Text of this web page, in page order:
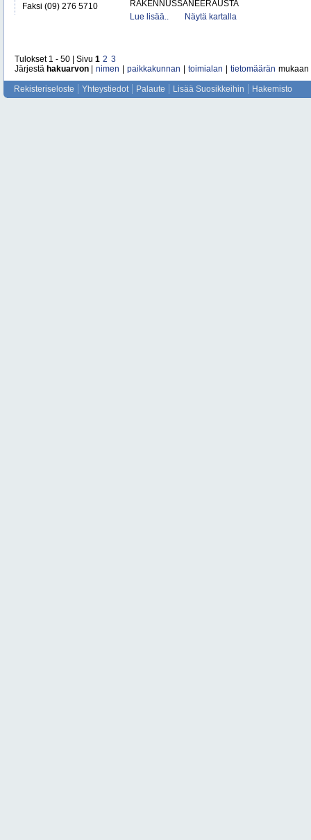
Faksi (09) 276 5710
RAKENNUSSANEERAUSTA
Lue lisää..
Näytä kartalla
Tulokset 1 - 50 | Sivu 1 2 3
Järjestä hakuarvon nimen paikkakunnan toimialan tietomäärän mukaan
Rekisteriseloste Yhteystiedot Palaute Lisää Suosikkeihin Hakemisto